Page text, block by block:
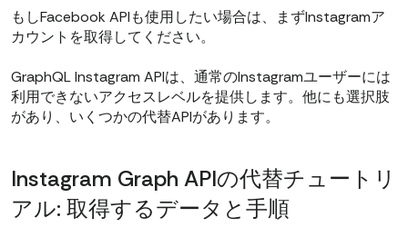
もしFacebook APIも使用したい場合は、まずInstagramア
カウントを取得してください。
GraphQL Instagram APIは、通常のInstagramユーザーには
利用できないアクセスレベルを提供します。他にも選択肢
があり、いくつかの代替APIがあります。
Instagram Graph APIの代替チュートリ
アル: 取得するデータと手順